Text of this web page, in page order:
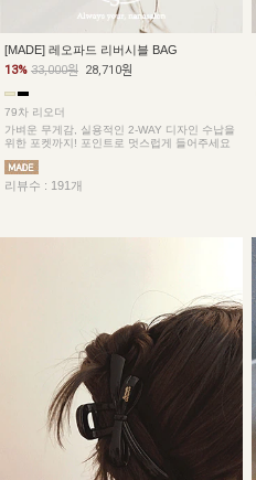
[MADE] 레오파드 리버시블 BAG
13% 33,000원 28,710원
79차 리오더
가벼운 무게감, 실용적인 2-WAY 디자인 수납을
위한 포켓까지! 포인트로 멋스럽게 들어주세요
리뷰수 : 191개